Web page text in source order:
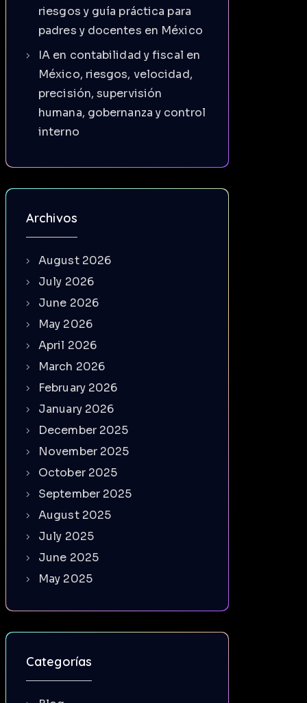
riesgos y guía práctica para
padres y docentes en México
IA en contabilidad y fiscal en
México, riesgos, velocidad,
precisión, supervisión
humana, gobernanza y control
interno
Archivos
August 2026
July 2026
June 2026
May 2026
April 2026
March 2026
February 2026
January 2026
December 2025
November 2025
October 2025
September 2025
August 2025
July 2025
June 2025
May 2025
Categorías